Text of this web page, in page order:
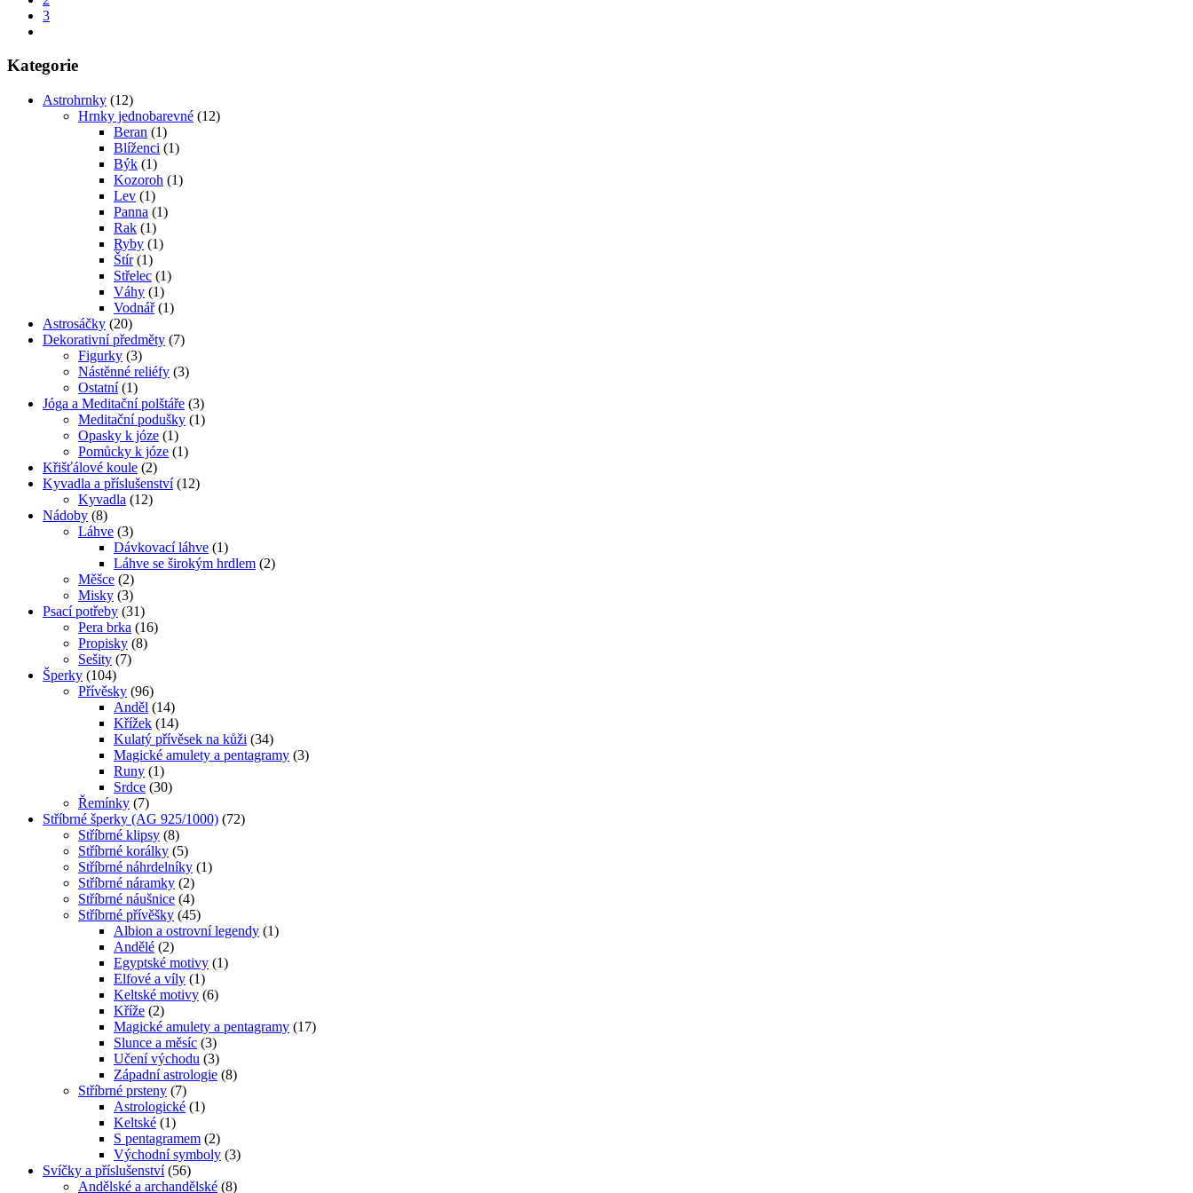
3
Kategorie
Astrohrnky (12)
Hrnky jednobarevné (12)
Beran (1)
Blíženci (1)
Býk (1)
Kozoroh (1)
Lev (1)
Panna (1)
Rak (1)
Ryby (1)
Štír (1)
Střelec (1)
Váhy (1)
Vodnář (1)
Astrosáčky (20)
Dekorativní předměty (7)
Figurky (3)
Nástěnné reliéfy (3)
Ostatní (1)
Jóga a Meditační polštáře (3)
Meditační podušky (1)
Opasky k józe (1)
Pomůcky k józe (1)
Křišťálové koule (2)
Kyvadla a příslušenství (12)
Kyvadla (12)
Nádoby (8)
Láhve (3)
Dávkovací láhve (1)
Láhve se širokým hrdlem (2)
Měšce (2)
Misky (3)
Psací potřeby (31)
Pera brka (16)
Propisky (8)
Sešity (7)
Šperky (104)
Přívěsky (96)
Anděl (14)
Křížek (14)
Kulatý přívěsek na kůži (34)
Magické amulety a pentagramy (3)
Runy (1)
Srdce (30)
Řemínky (7)
Stříbrné šperky (AG 925/1000) (72)
Stříbrné klipsy (8)
Stříbrné korálky (5)
Stříbrné náhrdelníky (1)
Stříbrné náramky (2)
Stříbrné náušnice (4)
Stříbrné přívěšky (45)
Albion a ostrovní legendy (1)
Andělé (2)
Egyptské motivy (1)
Elfové a víly (1)
Keltské motivy (6)
Kříže (2)
Magické amulety a pentagramy (17)
Slunce a měsíc (3)
Učení východu (3)
Západní astrologie (8)
Stříbrné prsteny (7)
Astrologické (1)
Keltské (1)
S pentagramem (2)
Východní symboly (3)
Svíčky a příslušenství (56)
Andělské a archandělské (8)